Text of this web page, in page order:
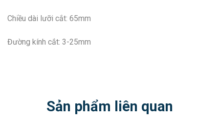
Chiều dài lưỡi cắt: 65mm
Đường kính cắt: 3-25mm
Sản phẩm liên quan